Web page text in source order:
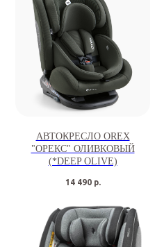
АВТОКРЕСЛО OREX
"ОРЕКС" ОЛИВКОВЫЙ
(*DEEP OLIVE)
14 490 р.